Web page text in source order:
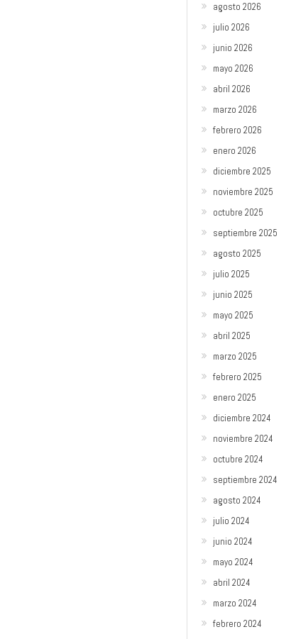
agosto 2026
julio 2026
junio 2026
mayo 2026
abril 2026
marzo 2026
febrero 2026
enero 2026
diciembre 2025
noviembre 2025
octubre 2025
septiembre 2025
agosto 2025
julio 2025
junio 2025
mayo 2025
abril 2025
marzo 2025
febrero 2025
enero 2025
diciembre 2024
noviembre 2024
octubre 2024
septiembre 2024
agosto 2024
julio 2024
junio 2024
mayo 2024
abril 2024
marzo 2024
febrero 2024